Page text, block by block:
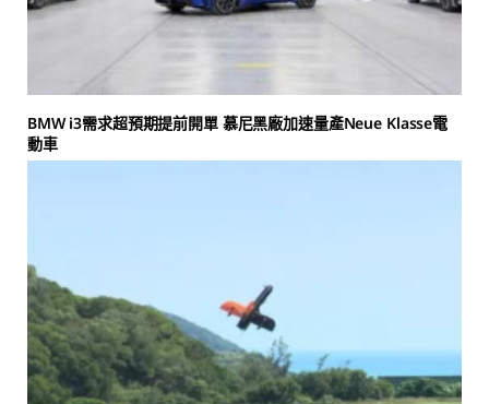
BMW i3需求超預期提前開單 慕尼黑廠加速量產Neue Klasse電
動車